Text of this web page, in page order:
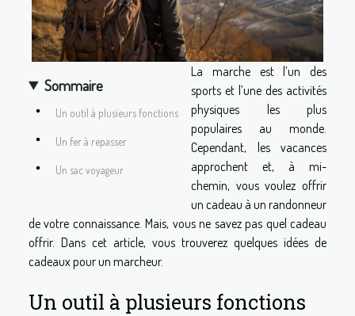
Sommaire
Un outil à plusieurs fonctions
Un fer à repasser
Un sac voyageur
La marche est l’un des
sports et l’une des activités
physiques les plus
populaires au monde.
Cependant, les vacances
approchent et, à mi-
chemin, vous voulez offrir
un cadeau à un randonneur
de votre connaissance. Mais, vous ne savez pas quel cadeau
offrir. Dans cet article, vous trouverez quelques idées de
cadeaux pour un marcheur.
Un outil à plusieurs fonctions